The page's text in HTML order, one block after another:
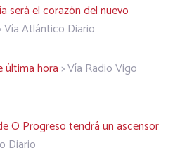
será el corazón del nuevo
Vía Atlántico Diario
última hora> Vía Radio Vigo
O Progreso tendrá un ascensor
Diario